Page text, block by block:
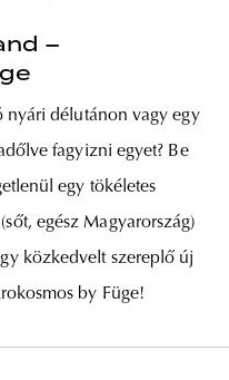
–
nyári délutánon vagy egy
fagyizni egyet? Be
egy tökéletes
egész Magyarország)
közkedvelt szereplő új
by Füge!